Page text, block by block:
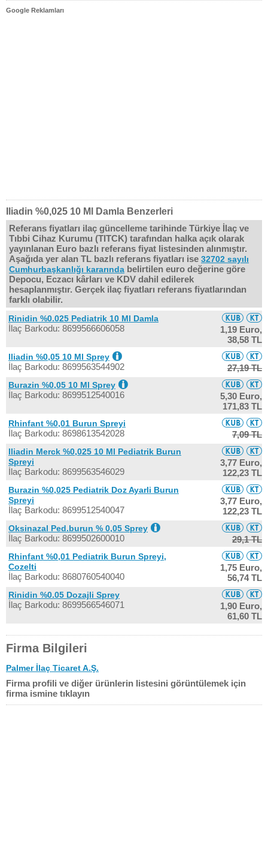
Google Reklamları
Iliadin %0,025 10 Ml Damla Benzerleri
Referans fiyatları ilaç güncelleme tarihinde Türkiye İlaç ve
Tıbbi Cihaz Kurumu (TITCK) tarafından halka açık olarak
yayınlanan Euro bazlı referans fiyat listesinden alınmıştır.
Aşağıda yer alan TL bazlı referans fiyatları ise 32702 sayılı
Cumhurbaşkanlığı kararında belirtilen euro değerine göre
Depocu, Eczacı kârları ve KDV dahil edilerek
hesaplanmıştır. Gerçek ilaç fiyatları referans fiyatlarından
farklı olabilir.
Rinidin %0.025 Pediatrik 10 Ml Damla
İlaç Barkodu: 8699566606058
1,19 Euro,
38,58 TL
Iliadin %0,05 10 Ml Sprey
İlaç Barkodu: 8699563544902 27,19 TL
Burazin %0,05 10 Ml Sprey
İlaç Barkodu: 8699512540016
5,30 Euro,
171,83 TL
Rhinfant %0,01 Burun Spreyi
İlaç Barkodu: 8698613542028 7,09 TL
Iliadin Merck %0,025 10 Ml Pediatrik Burun
Spreyi
İlaç Barkodu: 8699563546029
3,77 Euro,
122,23 TL
Burazin %0,025 Pediatrik Doz Ayarli Burun
Spreyi
İlaç Barkodu: 8699512540047
3,77 Euro,
122,23 TL
Oksinazal Ped.burun % 0,05 Sprey
İlaç Barkodu: 8699502600010 29,1 TL
Rhinfant %0,01 Pediatrik Burun Spreyi,
Cozelti
İlaç Barkodu: 8680760540040
1,75 Euro,
56,74 TL
Rinidin %0.05 Dozajli Sprey
İlaç Barkodu: 8699566546071
1,90 Euro,
61,60 TL
Firma Bilgileri
Palmer İlaç Ticaret A.Ş.
Firma profili ve diğer ürünlerin listesini görüntülemek için
firma ismine tıklayın